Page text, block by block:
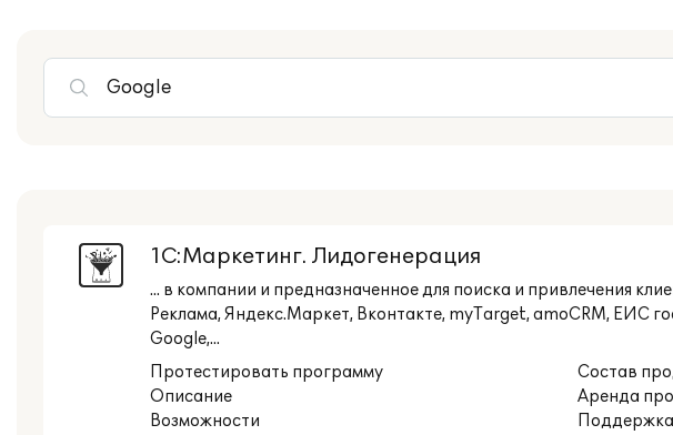
1С:Маркетинг. Лидогенерация
... в компании и предназначенное для поиска и привлечения
Реклама, Яндекс.Маркет, Вконтакте, myTarget, amoCRM, ЕИС
Google,...
Протестировать программу
Описание
Возможности
Состав
Аренда
Поддержка